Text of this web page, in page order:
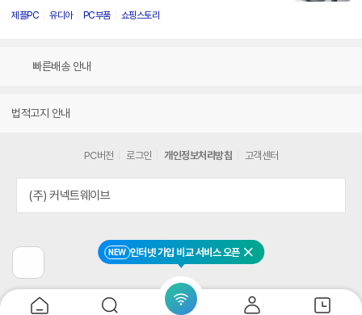
NEW 인터넷 가입 비교 서비스 오픈 닫기
제플PC 유디아 PC부품 쇼핑스토리
빠른배송 안내
법적고지 안내
전
페
이
지
PC버전 로그인 개인정보처리방침 고객센터
(주) 커넥트웨이브